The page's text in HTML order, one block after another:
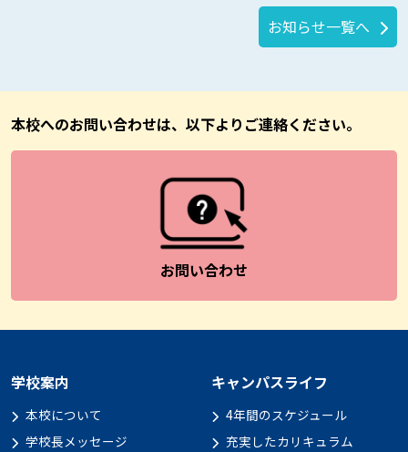
お知らせ一覧へ
本校へのお問い合わせは、以下よりご連絡ください。
お問い合わせ
学校案内
本校について
学校長メッセージ
キャンパスライフ
4年間のスケジュール
充実したカリキュラム